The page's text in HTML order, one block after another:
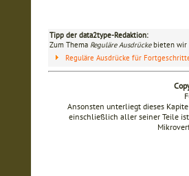
Tipp der data2type-Redaktion:
Zum Thema Reguläre Ausdrückebieten wir
Reguläre Ausdrücke für
Ansonsten unterliegt dieses
einschließlich aller seiner Teile